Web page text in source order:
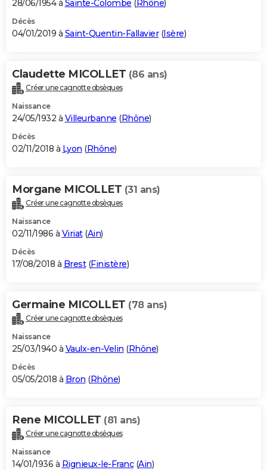
28/06/1954 à Sainte-Colombe ( Rhône)
Décès
04/01/2019 à Saint-Quentin-Fallavier(Isère)
Claudette MICOLLET (86 ans)
Créer une cagnotte obsèques
Naissance
24/05/1932 à Villeurbanne (Rhône)
Décès
02/11/2018 à Lyon (Rhône)
Morgane MICOLLET (31 ans)
Créer une cagnotte obsèques
Naissance
02/11/1986 à Viriat(Ain)
Décès
17/08/2018 à Brest(Finistère)
Germaine MICOLLET (78 ans)
Créer une cagnotte obsèques
Naissance
25/03/1940 à Vaulx-en-Velin (Rhône)
Décès
05/05/2018 à Bron (Rhône)
Rene MICOLLET (81 ans)
Créer une cagnotte obsèques
Naissance
14/01/1936 à Rignieux-le-Franc(Ain)